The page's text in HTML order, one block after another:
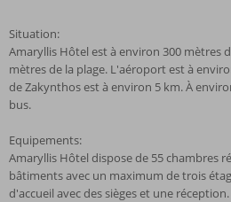
Situation:
Amaryllis Hôtel est à environ 300 mètres
mètres de la plage. L'aéroport est à
de Zakynthos est à environ 5 km. À
bus.
Equipements:
Amaryllis Hôtel dispose de 55 chambres
bâtiments avec un maximum de trois
d'accueil avec des sièges et une